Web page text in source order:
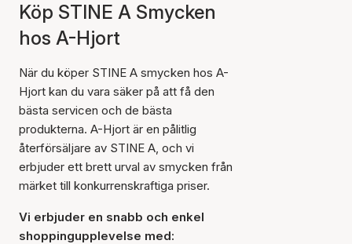
Köp STINE A Smycken
hos A-Hjort
När du köper STINE A smycken hos A-
Hjort kan du vara säker på att få den
bästa servicen och de bästa
produkterna. A-Hjort är en pålitlig
återförsäljare av STINE A, och vi
erbjuder ett brett urval av smycken från
märket till konkurrenskraftiga priser.
Vi erbjuder en snabb och enkel
shoppingupplevelse med: